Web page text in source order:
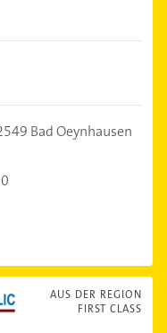
Bad Oeynhausen
AUS DER REGION
FIRST CLASS